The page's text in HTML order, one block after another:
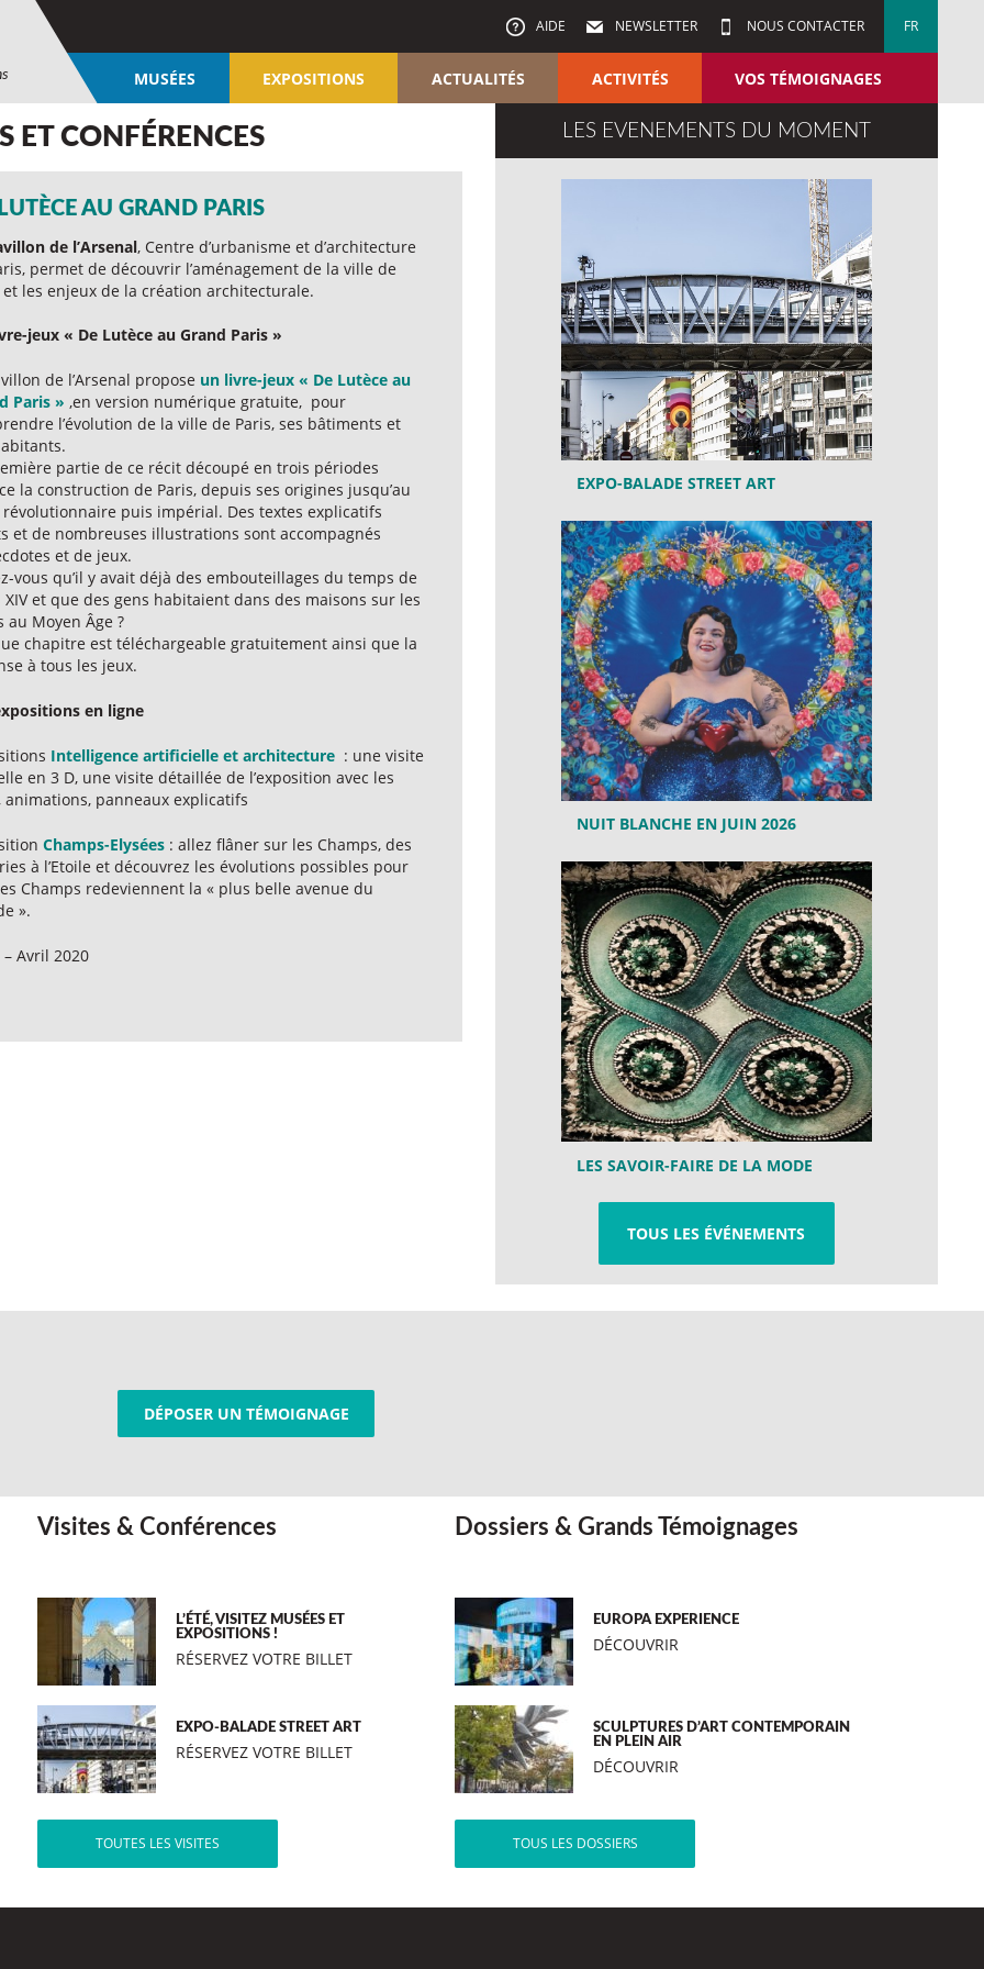
AIDE NEWSLETTER NOUS CONTACTER FR
MUSÉES EXPOSITIONS ACTUALITÉS ACTIVITÉS VOS TÉMOIGNAGES
ET CONFÉRENCES
AU GRAND PARIS
de l’Arsenal, Centre d’urbanisme et d’architecture
permet de découvrir l’aménagement de la ville de
et les enjeux de la création architecturale.
jeux « De Lutèce au Grand Paris »
de l’Arsenal propose un livre-jeux « De Lutèce au
Paris » ,en version numérique gratuite, pour
l’évolution de la ville de Paris, ses bâtiments et
partie de ce récit découpé en trois périodes
la construction de Paris, depuis ses origines jusqu’au
révolutionnaire puis impérial. Des textes explicatifs
et de nombreuses illustrations sont accompagnés
et de jeux.
vous qu’il y avait déjà des embouteillages du temps de
XIV et que des gens habitaient dans des maisons sur les
au Moyen Âge ?
chapitre est téléchargeable gratuitement ainsi que la
à tous les jeux.
en ligne
Intelligence artificielle et architecture : une visite
en 3 D, une visite détaillée de l’exposition avec les
animations, panneaux explicatifs
Champs-Elysées : allez flâner sur les Champs, des
à l’Etoile et découvrez les évolutions possibles pour
Champs redeviennent la « plus belle avenue du
».
Avril 2020
LES EVENEMENTS DU MOMENT
EXPO-BALADE STREET ART
NUIT BLANCHE EN JUIN 2026
LES SAVOIR-FAIRE DE LA MODE
TOUS LES ÉVÉNEMENTS
DÉPOSER UN TÉMOIGNAGE
Visites & Conférences
L’ÉTÉ, VISITEZ MUSÉES ET
EXPOSITIONS !
RÉSERVEZ VOTRE BILLET
EXPO-BALADE STREET ART
RÉSERVEZ VOTRE BILLET
TOUTES LES VISITES
Dossiers & Grands Témoignages
EUROPA EXPERIENCE
DÉCOUVRIR
SCULPTURES D’ART CONTEMPORAIN
EN PLEIN AIR
DÉCOUVRIR
TOUS LES DOSSIERS